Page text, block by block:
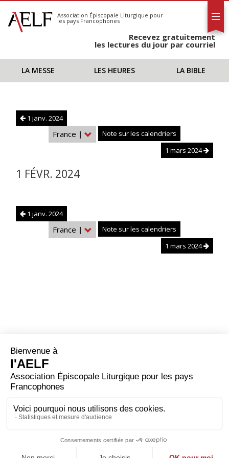
S'abonner
Calendrier
Association Épiscopale Liturgique pour
les pays Francophones
Recevez gratuitement
les lectures du jour par courriel
LA MESSE LES HEURES LA BIBLE
1 janv. 2024
France |
Note sur les calendriers
1 mars 2024
1 FÉVR. 2024
1 janv. 2024
France |
Note sur les calendriers
1 mars 2024